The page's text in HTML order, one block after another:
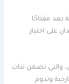
يعد مفتاحًا
على اختيار
والتي تضمن ثبات
وتدوم